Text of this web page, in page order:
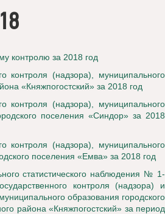
контролю за 2018 год
контроля (надзора), муниципального
«Княжпогостский» за 2018 год
контроля (надзора), муниципального
поселения «Синдор» за 2018
контроля (надзора), муниципального
поселения «Емва» за 2018 год
статистического наблюдения № 1-
контроля (надзора) и
образования городского
района «Княжпогостский» за период